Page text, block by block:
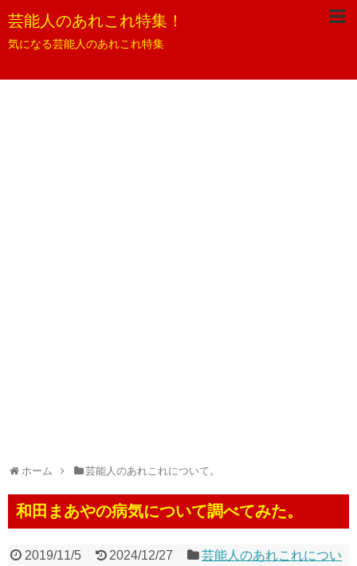
芸能人のあれこれ特集！
気になる芸能人のあれこれ特集
ホーム 芸能人のあれこれについて。
和田まあやの病気について調べてみた。
2019/11/5 2024/12/27
芸能人のあれこれについ